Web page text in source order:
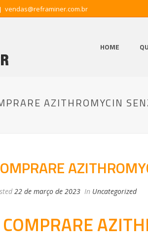
vendas@reframiner.com.br
HOME
AZITHROMYCIN
22 de março de 2023 In Uncategorized